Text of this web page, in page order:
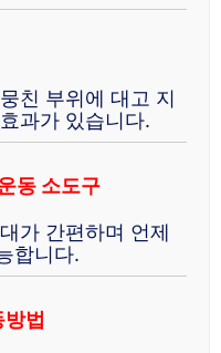
친 부위에 대고 지
과가 있습니다.
동 소도구
가 간편하며 언제
합니다.
법